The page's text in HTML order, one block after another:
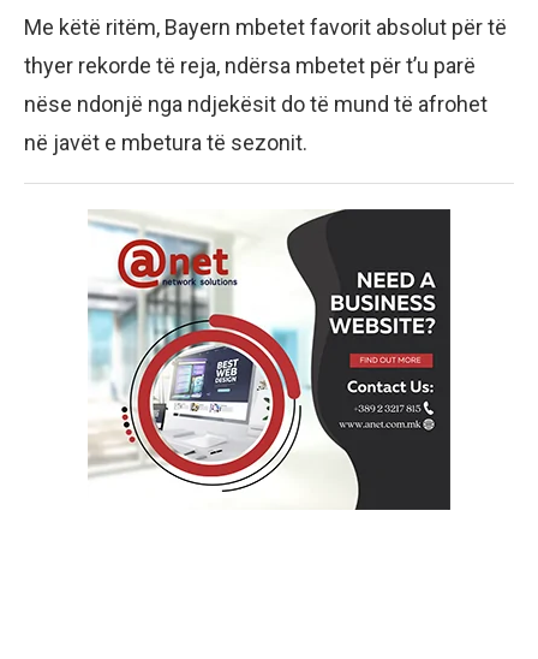
Me këtë ritëm, Bayern mbetet favorit absolut për të
thyer rekorde të reja, ndërsa mbetet për t’u parë
nëse ndonjë nga ndjekësit do të mund të afrohet
në javët e mbetura të sezonit.